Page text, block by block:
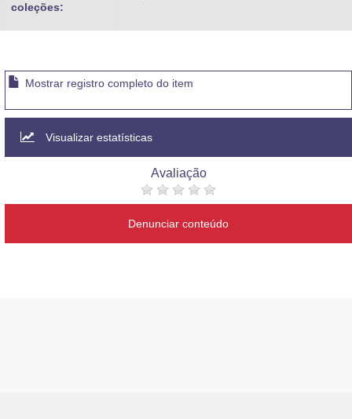
coleções:
Mostrar registro completo do item
Visualizar estatísticas
Avaliação
Denunciar conteúdo